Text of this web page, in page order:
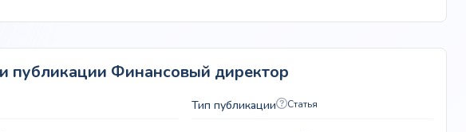
публикации Финансовый директор
Тип публикации Статья